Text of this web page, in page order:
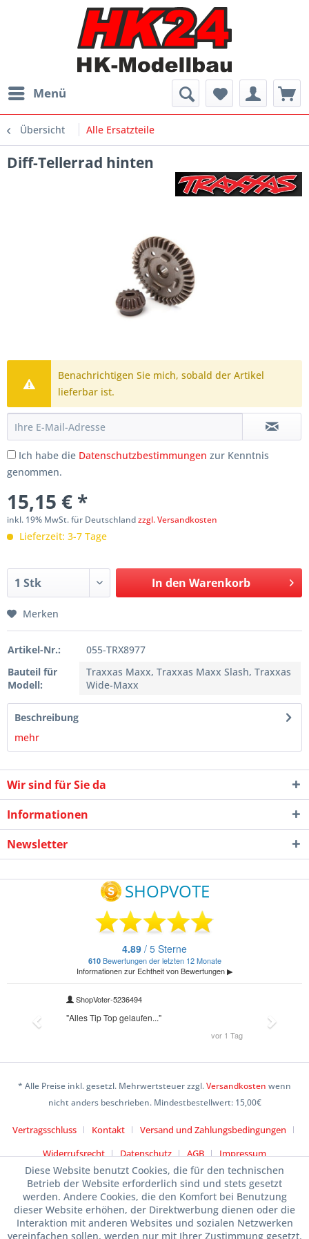
Menü
Übersicht Alle Ersatzteile
Diff-Tellerrad hinten
Benachrichtigen Sie mich, sobald der Artikel
lieferbar ist.
Ich habe die Datenschutzbestimmungen zur Kenntnis
genommen.
15,15 € *
inkl. 19% MwSt. für Deutschlandzzgl. Versandkosten
Lieferzeit: 3-7 Tage
In den Warenkorb
Merken
Artikel-Nr.:
055-TRX8977
Bauteil für
Modell:
Traxxas Maxx, Traxxas Maxx Slash, Traxxas
Wide-Maxx
Beschreibung
mehr
Wir sind für Sie da
Informationen
Newsletter
* Alle Preise inkl. gesetzl. Mehrwertsteuer zzgl.Versandkosten wenn
nicht anders beschrieben. Mindestbestellwert: 15,00€
Vertragsschluss Kontakt
Versand und Zahlungsbedingungen
Widerrufsrecht
Datenschutz AGB Impressum
Diese Website benutzt Cookies, die für den technischen
Betrieb der Website erforderlich sind und stets gesetzt
werden. Andere Cookies, die den Komfort bei Benutzung
dieser Website erhöhen, der Direktwerbung dienen oder die
Interaktion mit anderen Websites und sozialen Netzwerken
vereinfachen sollen, werden nur mit Ihrer Zustimmung gesetzt.